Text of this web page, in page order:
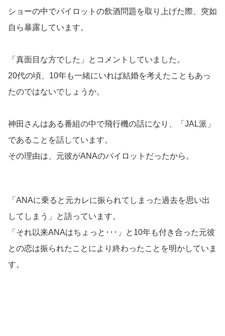
ショーの中でパイロットの飲酒問題を取り上げた際、突如
自ら暴露しています。
「真面目な方でした」とコメントしていました。
20代の頃、10年も一緒にいれば結婚を考えたこともあっ
たのではないでしょうか。
神田さんはある番組の中で飛行機の話になり、「JAL派」
であることを話しています。
その理由は、元彼がANAのパイロットだったから。
「ANAに乗ると元カレに振られてしまった過去を思い出
してしまう」と語っています。
「それ以来ANAはちょっと･･･」と10年も付き合った元彼
との恋は振られたことにより終わったことを明かしていま
す。